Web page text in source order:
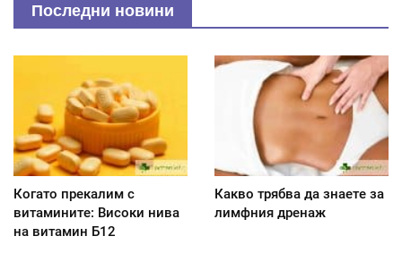
Последни новини
Когато прекалим с
витамините: Високи нива
на витамин Б12
Какво трябва да знаете за
лимфния дренаж